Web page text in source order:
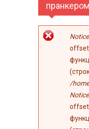
Notice
offset
/
Notice
offset